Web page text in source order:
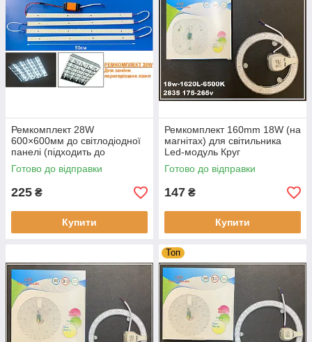
Ремкомплект 28W
600×600мм до світлодіодної
панелі (підходить до
растрових світильників,
Армстронг)
Готово до відправки
225 ₴
Купити
Ремкомплект 160mm 18W (на
магнітах) для світильника
Led-модуль Круг
Готово до відправки
147 ₴
Купити
Топ